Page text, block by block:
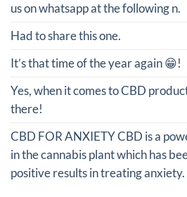
us on whatsapp at the following n.
Had to share this one.
It’s that time of the year again 😁!
Yes, when it comes to CBD
there!
CBD FOR ANXIETY CBD is a
in the cannabis plant which has
positive results in treating anxiety.